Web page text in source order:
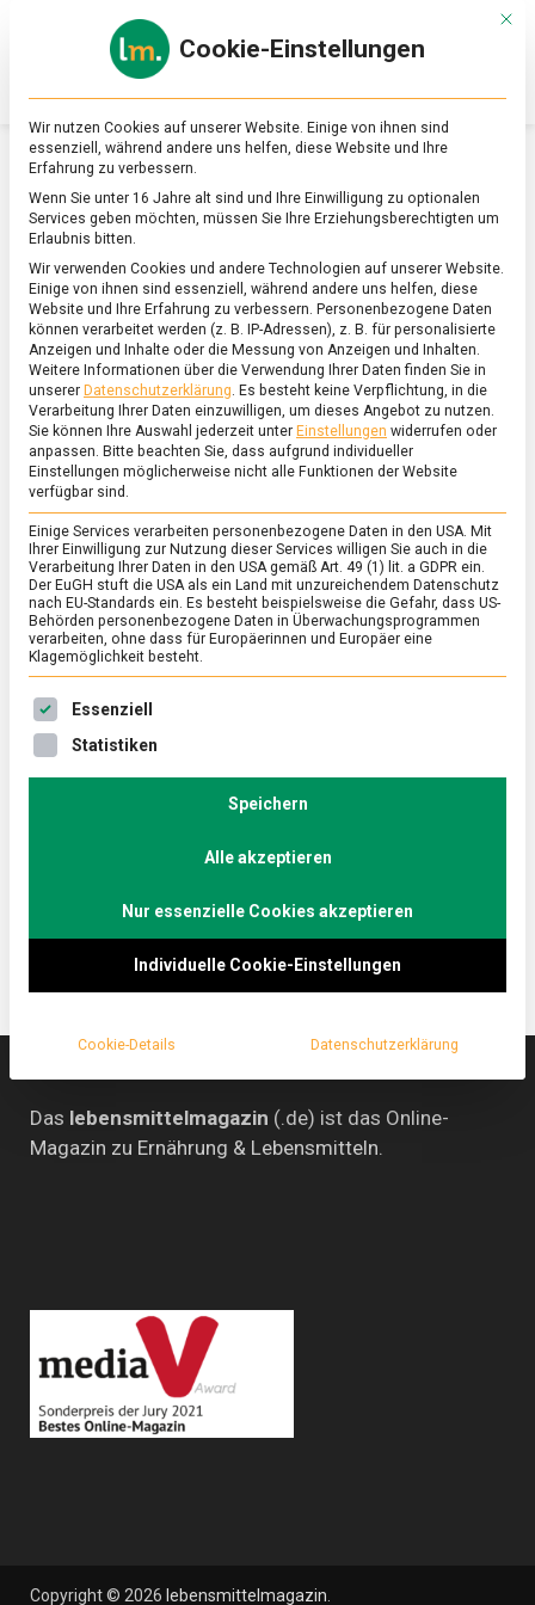
Online-
Magazin
zu
&
Ernährung
SCHLAGWORT:POMODORI DI NAPOLI
ERNÄHRUNG & GESUNDHEIT /FEATURED/WIRTSCHAFT
Ganz nach Gusto – die TuttoFood 2021
in Milano
29. Oktober 2021
–
Auf der Mailänder Lebensmittelmesse TuttoFood
2021 präsentierten über 600
Lebensmittelhersteller:innen ihre Produkte, von
Delikatessen. Lebensmittelmagazin.de hat sich vor
Das lebensmittelmagazin (.de) ist das Online-
Magazin zu Ernährung & Lebensmitteln.
Copyright © 2026 lebensmittelmagazin
Mit
Cookie-Einstellungen
Wir nutzen Cookies auf unserer Website. Einige von ihnen sind
essenziell, während andere uns helfen, diese Website und Ihre
Erfahrung zu verbessern.
Wenn Sie unter 16 Jahre alt sind und Ihre Einwilligung zu optionalen
Services geben möchten, müssen Sie Ihre Erziehungsberechtigten um
Erlaubnis bitten.
Wir verwenden Cookies und andere Technologien auf unserer Website.
Einige von ihnen sind essenziell, während andere uns helfen, diese
Website und Ihre Erfahrung zu verbessern. Personenbezogene Daten
können verarbeitet werden (z. B. IP-Adressen), z. B. für personalisierte
Anzeigen und Inhalte oder die Messung von Anzeigen und Inhalten.
Weitere Informationen über die Verwendung Ihrer Daten finden Sie in
unserer Datenschutzerklärung. Es besteht keine Verpflichtung, in die
Verarbeitung Ihrer Daten einzuwilligen, um dieses Angebot zu nutzen.
Sie können Ihre Auswahl jederzeit unter Einstellungen widerrufen oder
anpassen. Bitte beachten Sie, dass aufgrund individueller
Einstellungen möglicherweise nicht alle Funktionen der Website
verfügbar sind.
Einige Services verarbeiten personenbezogene Daten in den USA. Mit
Ihrer Einwilligung zur Nutzung dieser Services willigen Sie auch in die
Verarbeitung Ihrer Daten in den USA gemäß Art. 49 (1) lit. a GDPR ein.
Der EuGH stuft die USA als ein Land mit unzureichendem Datenschutz
nach EU-Standards ein. Es besteht beispielsweise die Gefahr, dass US-
Behörden personenbezogene Daten in Überwachungsprogrammen
verarbeiten, ohne dass für Europäerinnen und Europäer eine
Klagemöglichkeit besteht.
Es folgt eine Liste der Service-Gruppen, für die eine
Essenziell
Statistiken
Speichern
Alle akzeptieren
Nur essenzielle Cookies akzeptieren
Individuelle Cookie-Einstellungen
Cookie-Details Datenschutzerklärung